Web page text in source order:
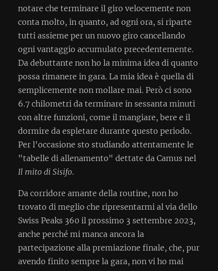
notare che terminare il giro velocemente non
conta molto, in quanto, ad ogni ora, si riparte
tutti assieme per un nuovo giro cancellando
ogni vantaggio accumulato precedentemente.
Da debuttante non ho la minima idea di quanto
possa rimanere in gara. La mia idea è quella di
semplicemente non mollare mai. Però ci sono
6.7 chilometri da terminare in sessanta minuti
con altre funzioni, come il mangiare, bere e il
dormire da espletare durante questo periodo.
Per l'occasione sto studiando attentamente le
"tabelle di allenamento" dettate da Camus nel
Il mito di Sisifo.
Da corridore amante della routine, non ho
trovato di meglio che ripresentarmi al via dello
Swiss Peaks 360 il prossimo 3 settembre 2023,
anche perché mi manca ancora la
partecipazione alla premiazione finale, che, pur
avendo finito sempre la gara, non vi ho mai